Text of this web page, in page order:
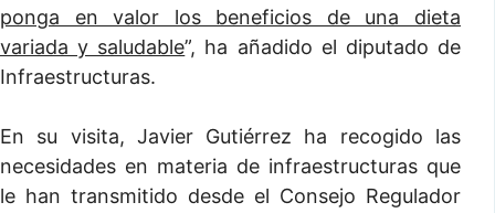
ponga en valor los beneficios de una dieta
variada y saludable”, ha añadido el diputado de
Infraestructuras.
En su visita, Javier Gutiérrez ha recogido las
necesidades en materia de infraestructuras que
le han transmitido desde el Consejo Regulador